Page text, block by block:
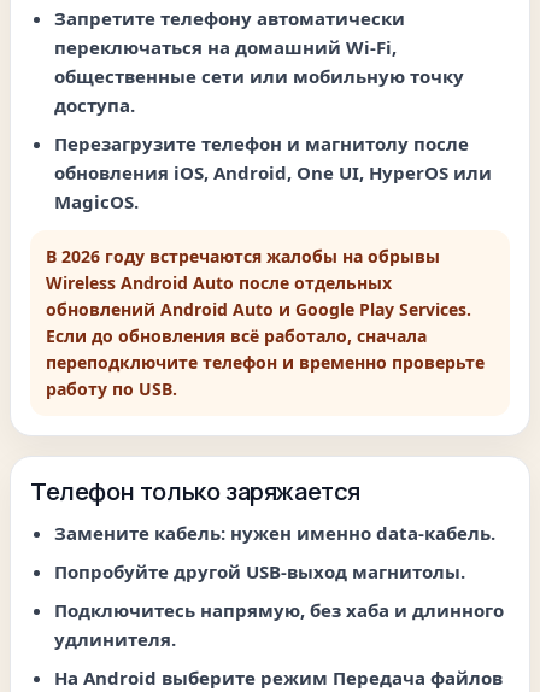
Запретите телефону автоматически
переключаться на домашний Wi-Fi,
общественные сети или мобильную точку
доступа.
Перезагрузите телефон и магнитолу после
обновления iOS, Android, One UI, HyperOS или
MagicOS.
В 2026 году встречаются жалобы на обрывы
Wireless Android Auto после отдельных
обновлений Android Auto и Google Play Services.
Если до обновления всё работало, сначала
переподключите телефон и временно проверьте
работу по USB.
Телефон только заряжается
Замените кабель: нужен именно data-кабель.
Попробуйте другой USB-выход магнитолы.
Подключитесь напрямую, без хаба и длинного
удлинителя.
На Android выберите режим Передача файлов